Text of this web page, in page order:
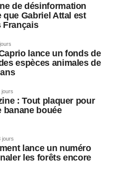
de désinformation
que Gabriel Attal est
Français
lance un fonds de
espèces animales de
jours
: Tout plaquer pour
banane bouée
jours
lance un numéro
les forêts encore